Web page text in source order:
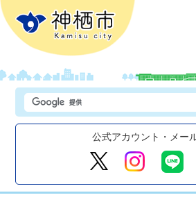
公式アカウント・メー